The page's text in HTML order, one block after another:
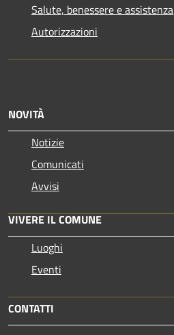
Salute, benessere e assistenza
Autorizzazioni
NOVITÀ
Notizie
Comunicati
Avvisi
VIVERE IL COMUNE
Luoghi
Eventi
CONTATTI